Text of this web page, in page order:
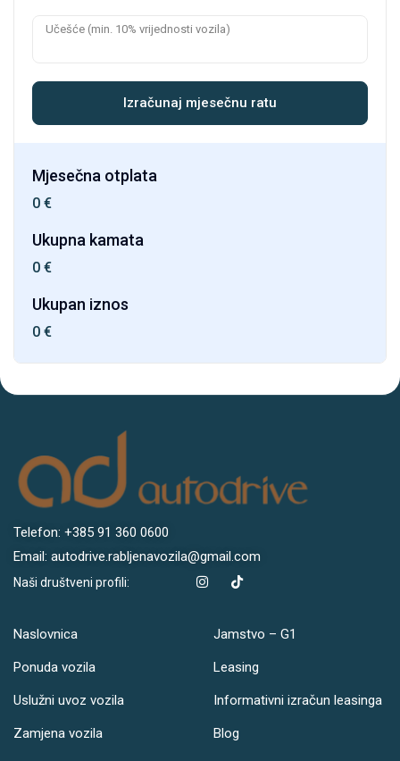
Učešće (min. 10% vrijednosti vozila)
Izračunaj mjesečnu ratu
Mjesečna otplata
0 €
Ukupna kamata
0 €
Ukupan iznos
0 €
Telefon: +385 91 360 0600
Email: autodrive.rabljenavozila@gmail.com
Naši društveni profili:
Naslovnica
Ponuda vozila
Uslužni uvoz vozila
Zamjena vozila
Jamstvo – G1
Leasing
Informativni izračun leasinga
Blog